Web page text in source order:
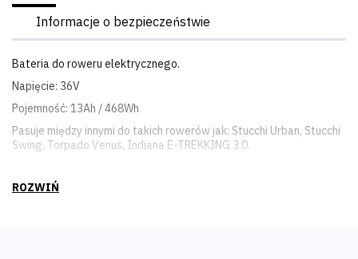
Informacje o bezpieczeństwie
Bateria do roweru elektrycznego.
Napięcie: 36V
Pojemność: 13Ah / 468Wh
Pasuje między innymi do takich rowerów jak: Stucchi Urban, Stucchi
Swing, Torpado Venus, Indiana E-TREKKING 3.0.